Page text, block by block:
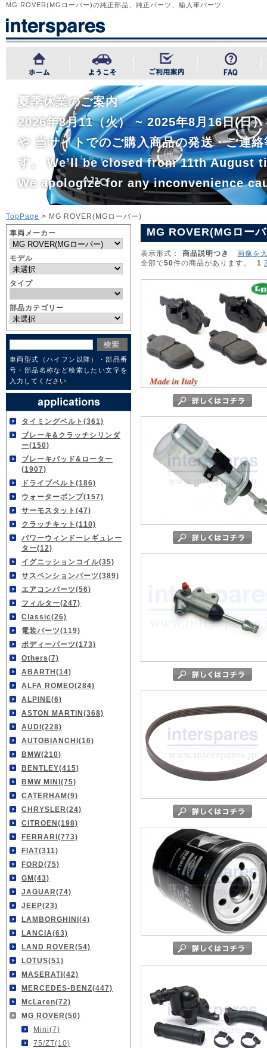
MG ROVER(MGローバー)の純正部品、純正パーツ、輸入車パーツ
夏季休業のご案内
2026年8月11（火） ~ 2025年8月16日(日
や 当サイトでのご購入商品の発送・ご連
す。 We’ll be closed from 11th August
We apologize for any inconvenience
TopPage > MG ROVER(MGローバー)
車両メーカー
モデル
タイプ
部品カテゴリー
車両型式（ハイフン以降）・部品番
号・部品名称など検索したい文字を
入力してください
タイミングベルト(361)
ブレーキ&クラッチシリンダ
ー(150)
ブレーキパッド&ローター
(1907)
ドライブベルト(186)
ウォーターポンプ(157)
サーモスタット(47)
クラッチキット(110)
パワーウィンドーレギュレー
ター(12)
イグニッションコイル(35)
サスペンションパーツ(389)
エアコンパーツ(56)
フィルター(247)
Classic(26)
電装パーツ(119)
ボディーパーツ(173)
Others(7)
ABARTH(14)
ALFA ROMEO(284)
ALPINE(6)
ASTON MARTIN(368)
AUDI(228)
AUTOBIANCHI(16)
BMW(210)
BENTLEY(415)
BMW MINI(75)
CATERHAM(9)
CHRYSLER(24)
CITROEN(198)
FERRARI(773)
FIAT(311)
FORD(75)
GM(43)
JAGUAR(74)
JEEP(23)
LAMBORGHINI(4)
LANCIA(63)
LAND ROVER(54)
LOTUS(51)
MASERATI(42)
MERCEDES-BENZ(447)
McLaren(72)
MG ROVER(50)
Mini(7)
75/ZT(10)
MG ROVER(MGロー
表示形式： 商品説明つき 画像を
全部で50件の商品があります。 1